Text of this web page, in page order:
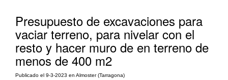
Presupuesto de excavaciones para
vaciar terreno, para nivelar con el
resto y hacer muro de en terreno de
menos de 400 m2
Publicado el 9-3-2023 en Almoster (Tarragona)